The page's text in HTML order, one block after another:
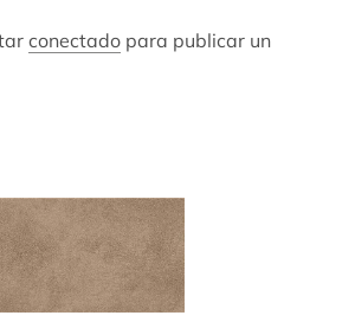
conectado para publicar un